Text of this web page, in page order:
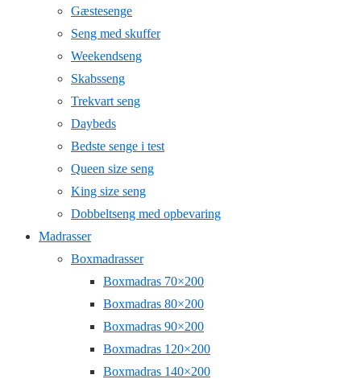
Gæstesenge
Seng med skuffer
Weekendseng
Skabsseng
Trekvart seng
Daybeds
Bedste senge i test
Queen size seng
King size seng
Dobbeltseng med opbevaring
Madrasser
Boxmadrasser
Boxmadras 70×200
Boxmadras 80×200
Boxmadras 90×200
Boxmadras 120×200
Boxmadras 140×200